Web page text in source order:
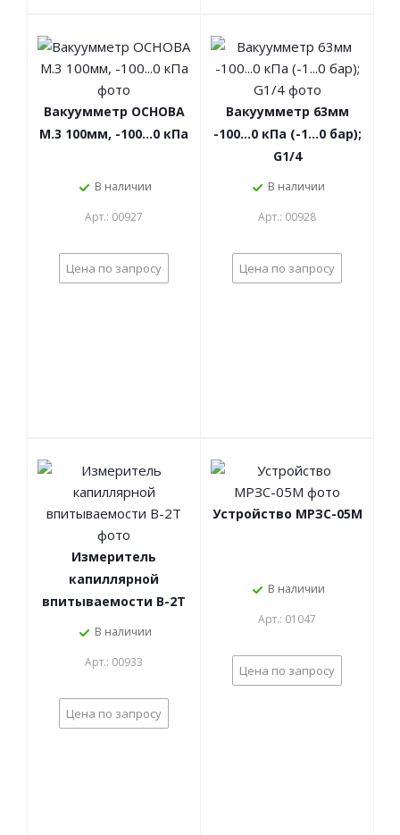
Вакуумметр ОСНОВА
М.3 100мм, -100...0 кПа
В наличии
Арт.: 00927
Цена по запросу
Вакуумметр 63мм
-100...0 кПа (-1...0 бар);
G1/4
В наличии
Арт.: 00928
Цена по запросу
Измеритель
капиллярной
впитываемости В-2Т
В наличии
Арт.: 00933
Цена по запросу
Устройство МРЗС-05М
В наличии
Арт.: 01047
Цена по запросу